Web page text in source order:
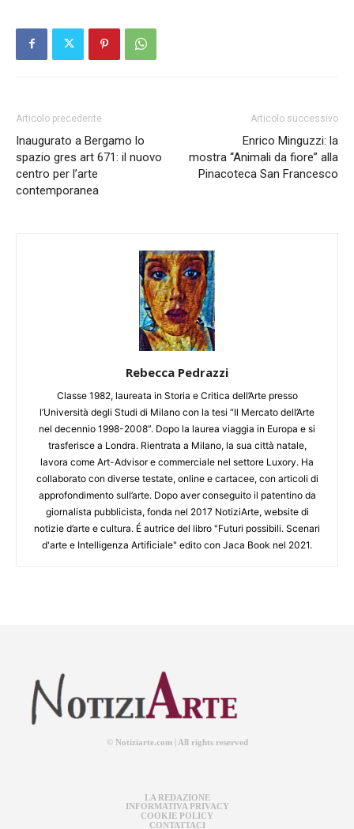
Articolo precedente
Inaugurato a Bergamo lo
spazio gres art 671: il nuovo
centro per l’arte
contemporanea
Articolo successivo
Enrico Minguzzi: la
mostra “Animali da fiore” alla
Pinacoteca San Francesco
Rebecca Pedrazzi
Classe 1982, laureata in Storia e Critica dell’Arte presso
l’Università degli Studi di Milano con la tesi “Il Mercato dell’Arte
nel decennio 1998-2008”. Dopo la laurea viaggia in Europa e si
trasferisce a Londra. Rientrata a Milano, la sua città natale,
lavora come Art-Advisor e commerciale nel settore Luxory. Ha
collaborato con diverse testate, online e cartacee, con articoli di
approfondimento sull’arte. Dopo aver conseguito il patentino da
giornalista pubblicista, fonda nel 2017 NotiziArte, website di
notizie d’arte e cultura. É autrice del libro "Futuri possibili. Scenari
d'arte e Intelligenza Artificiale" edito con Jaca Book nel 2021.
© Notiziarte.com | All rights reserved
LA REDAZIONE
INFORMATIVA PRIVACY
COOKIE POLICY
CONTATTACI